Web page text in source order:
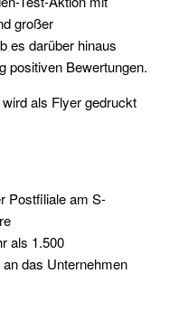
großer
es darüber hinaus
positiven Bewertungen.
als Flyer gedruckt
Postfiliale am S-
als 1.500
das Unternehmen